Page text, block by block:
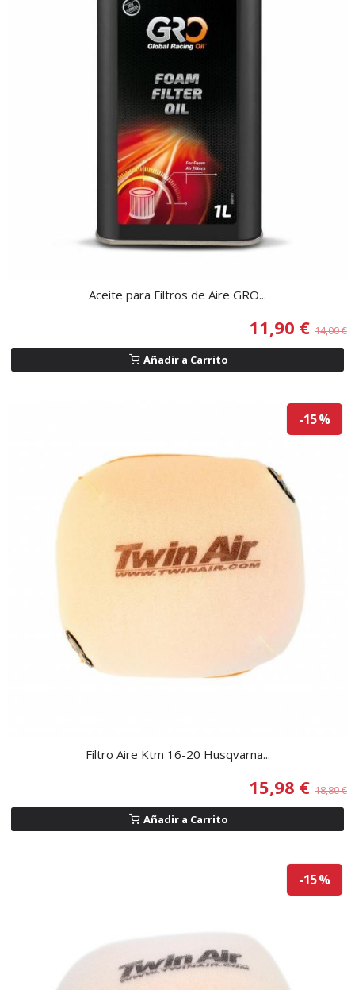
Aceite para Filtros de Aire GRO...
11,90 € 14,00 €
Añadir a Carrito
-15 %
Filtro Aire Ktm 16-20 Husqvarna...
15,98 € 18,80 €
Añadir a Carrito
-15 %